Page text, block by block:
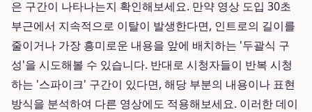
은 구간이 나타나는지 확인해보세요. 만약 영상 도입 30초
부근에서 지속적으로 이탈이 발생한다면, 인트로의 길이를
줄이거나 가장 흥미로운 내용을 앞에 배치하는 '두괄식 구
성'을 시도해볼 수 있습니다. 반대로 시청자들이 반복 시청
하는 '스파이크' 구간이 있다면, 해당 부분의 내용이나 표현
방식을 분석하여 다른 영상에도 적용해보세요. 이러한 데이